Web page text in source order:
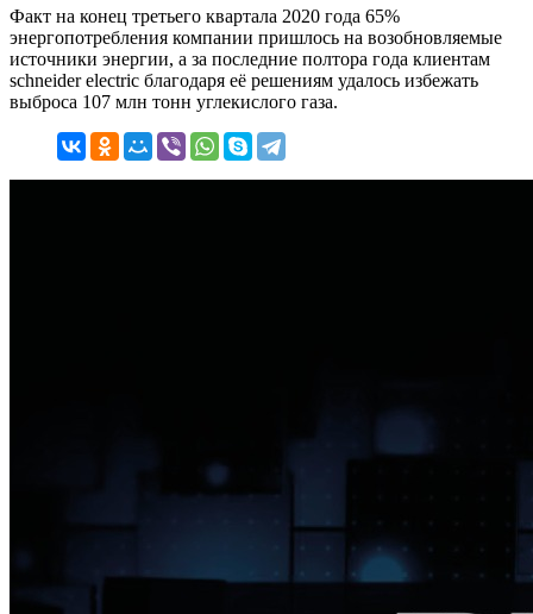
Факт на конец третьего квартала 2020 года 65%
энергопотребления компании пришлось на возобновляемые
источники энергии, а за последние полтора года клиентам
schneider electric благодаря её решениям удалось избежать
выброса 107 млн тонн углекислого газа.